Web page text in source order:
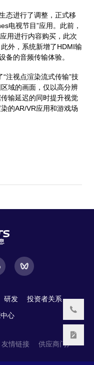
进行了调整，正式移
电视节目”应用。此前，
用进行内容购买，此次
外，系统新增了HDMI输
备的音频传输体验。
视点渲染流式传输”技
域的画面，仅以高分辨
输延迟的同时提升视觉
的AR/VR应用和游戏场
研发 投资者关系
心
友情链接 供应商门户